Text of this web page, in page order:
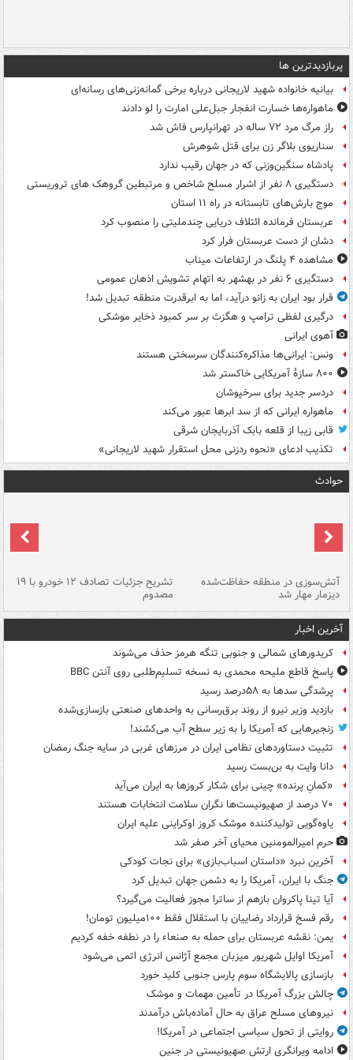
پربازدیدترین ها
بیانیه خانواده شهید لاریجانی درباره برخی گمانه‌زنی‌های رسانه‌ای
ماهواره‌ها خسارت انفجار جبل‌علی امارت را لو دادند
راز مرگ مرد ۷۲ ساله در تهرانپارس فاش شد
سناریوی بلاگر زن برای قتل شوهرش
پادشاه سنگین‌وزنی که در جهان رقیب ندارد
دستگیری ۸ نفر از اشرار مسلح شاخص و مرتبطین گروهک های تروریستی
موج بارش‌های تابستانه در راه ۱۱ استان
عربستان فرمانده ائتلاف دریایی چندملیتی را منصوب کرد
دشان از دست عربستان فرار کرد
مشاهده ۴ پلنگ در ارتفاعات میناب
دستگیری ۶ نفر در بهشهر به اتهام تشویش اذهان عمومی
قرار بود ایران به زانو درآید، اما به ابرقدرت منطقه تبدیل شد!
درگیری لفظی ترامپ و هگزث بر سر کمبود ذخایر موشکی
آهوی ایرانی
ونس: ایرانی‌ها مذاکره‌کنندگان سرسختی هستند
۸۰۰ سازۀ آمریکایی خاکستر شد
دردسر جدید برای سرخپوشان
ماهواره ایرانی که از سد ابرها عبور می‌کند
قابی زیبا از قلعه بابک آذربایجان شرقی
تکذیب ادعای «نحوه ردزنی محل استقرار شهید لاریجانی»
حوادث
آتش‌سوزی در منطقه حفاظت‌شده
دیزمار مهار شد
تشریح جزئیات تصادف ۱۲ خودرو با ۱۹
مصدوم
آخرین اخبار
کریدورهای شمالی و جنوبی تنگه هرمز حذف می‌شوند
پاسخ قاطع ملیحه محمدی به نسخه تسلیم‌طلبی روی آنتن BBC
پرشدگی سدها به ۵۸درصد رسید
بازدید وزیر نیرو از روند برق‌رسانی به واحدهای صنعتی بازسازی‌شده
زنجیرهایی که آمریکا را به زیر سطح آب می‌کشند!
تثبیت دستاوردهای نظامی ایران در مرزهای غربی در سایه جنگ رمضان
دانا وایت به بن‌بست رسید
«کمانِ پرنده» چینی برای شکار کروزها به ایران می‌آید
۷۰ درصد از صهیونیست‌ها نگران سلامت انتخابات هستند
یاوه‌گویی تولیدکننده موشک کروز اوکراینی علیه ایران
حرم امیرالمومنین محیای آخر صفر شد
آخرین نبرد «داستان اسباب‌بازی» برای نجات کودکی
جنگ با ایران، آمریکا را به دشمن جهان تبدیل کرد
آیا تینا پاکروان بازهم از ساترا مجوز فعالیت می‌گیرد؟
رقم فسخ قرارداد رضاییان با استقلال فقط ۱۰۰میلیون تومان!
یمن: نقشه عربستان برای حمله به صنعاء را در نطفه خفه کردیم
آمریکا اوایل شهریور میزبان مجمع آژانس انرژی اتمی می‌شود
بازسازی پالایشگاه سوم پارس جنوبی کلید خورد
چالش بزرگ آمریکا در تأمین مهمات و موشک
نیروهای مسلح عراق به حال آماده‌باش درآمدند
روایتی از تحول سیاسی اجتماعی در آمریکا!
ادامه ویرانگری ارتش صهیونیستی در جنین